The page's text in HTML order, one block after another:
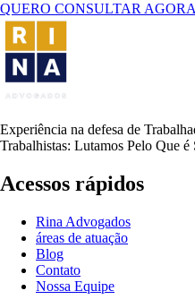
QUERO CONSULTAR
Experiência na defesa de
Trabalhistas: Lutamos Pelo Que
Acessos rápidos
Rina Advogados
áreas de atuação
Blog
Contato
Nossa Equipe